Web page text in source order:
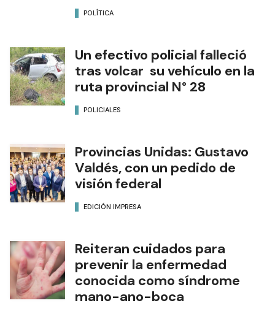
POLÍTICA
Un efectivo policial falleció
tras volcar su vehículo en la
ruta provincial N° 28
POLICIALES
Provincias Unidas: Gustavo
Valdés, con un pedido de
visión federal
EDICIÓN IMPRESA
Reiteran cuidados para
prevenir la enfermedad
conocida como síndrome
mano-ano-boca